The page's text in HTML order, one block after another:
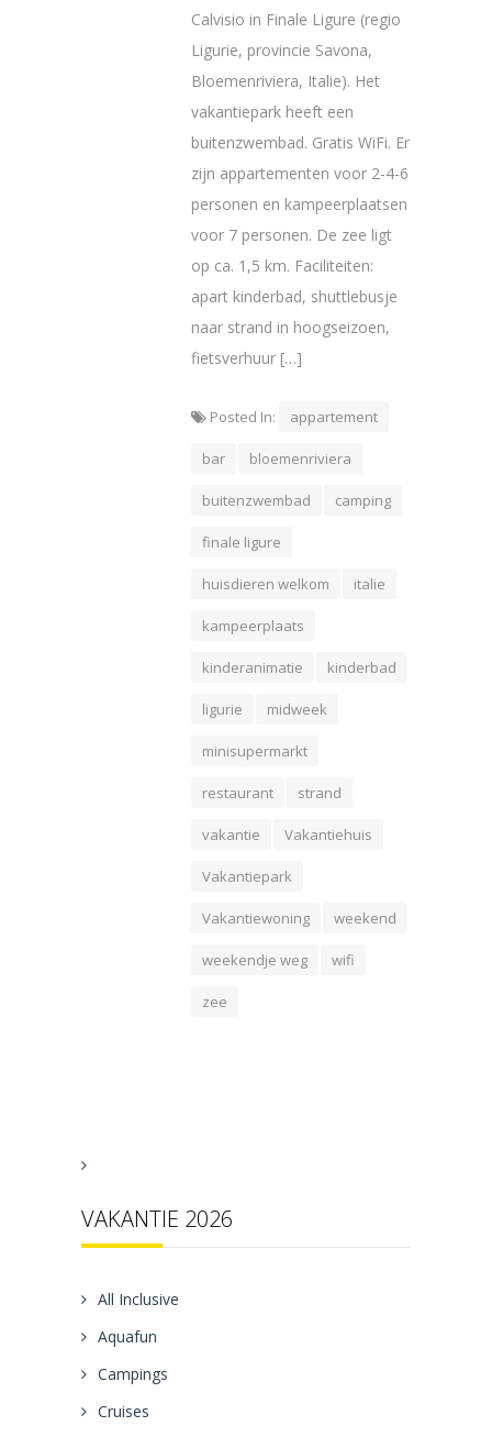
Calvisio in Finale Ligure (regio
Ligurie, provincie Savona,
Bloemenriviera, Italie). Het
vakantiepark heeft een
buitenzwembad. Gratis WiFi. Er
zijn appartementen voor 2-4-6
personen en kampeerplaatsen
voor 7 personen. De zee ligt
op ca. 1,5 km. Faciliteiten:
apart kinderbad, shuttlebusje
naar strand in hoogseizoen,
fietsverhuur […]
Posted In: appartement
bar bloemenriviera
buitenzwembad camping
finale ligure
huisdieren welkom italie
kampeerplaats
kinderanimatie kinderbad
ligurie midweek
minisupermarkt
restaurant strand
vakantie Vakantiehuis
Vakantiepark
Vakantiewoning weekend
weekendje weg wifi
zee
VAKANTIE 2026
All Inclusive
Aquafun
Campings
Cruises